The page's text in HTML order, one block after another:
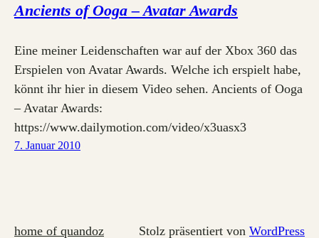
Ancients of Ooga – Avatar Awards
Eine meiner Leidenschaften war auf der Xbox 360 das
Erspielen von Avatar Awards. Welche ich erspielt habe,
könnt ihr hier in diesem Video sehen. Ancients of Ooga
– Avatar Awards:
https://www.dailymotion.com/video/x3uasx3
7. Januar 2010
home of quandoz Stolz präsentiert von WordPress